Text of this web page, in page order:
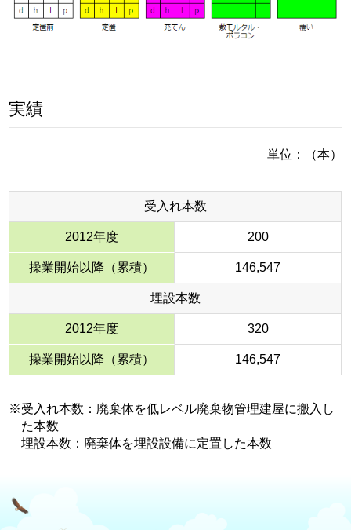
実績
単位：（本）
受入れ本数
2012年度 200
操業開始以降（累積） 146,547
埋設本数
2012年度 320
操業開始以降（累積） 146,547
※受入れ本数：廃棄体を低レベル廃棄物管理建屋に搬入し
た本数
埋設本数：廃棄体を埋設設備に定置した本数